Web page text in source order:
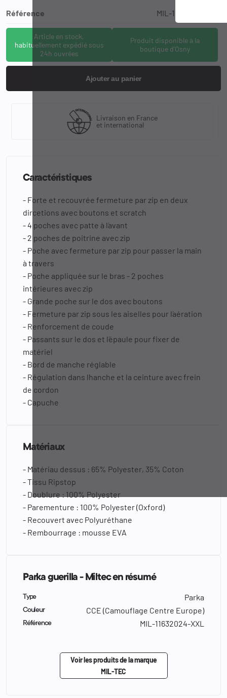
Référence MIL-11632024-XXL
Article en stock,
habituellement expédié sous
24h ouvrées
Produit disponible à la
boutique d'Osny
Ajouter au panier
Livraison en France
et international
Caractéristiques
- Forte et recouvrée fermeture par zip en deux
dircetions avec boutons et scratch
- 4 poches avec patte à l´avant
- 2 poches de poitrine avec zip
- Poche avec fermeture par zip pour passer la main
à travers
- Poche appliquée sur le bras - 2 poches
intérieures avec zip
- Grande poche sur le dos avec boutons
- Fermeture par zip sous les aiselles pour l´aération
- Renforcement de coude
- Passants sur le dos et l´épaule pour fixer de
matériel
- Bord de manche réglable
- Régulation dans l´hanche et la ceinture avec frein
de cordon
- Capuche
Matériaux
- Matériau dessus : 65% Polyester, 35% Coton
- Tissu Ripstop
- Doublure : 100% Polyester
- Parementure : 100% Polyester (Oxford)
- Recouvert avec Polyuréthane
- Rembourrage : mousse EVA
Parka guerilla - Miltec en résumé
Type Parka
Couleur CCE (Camouflage Centre Europe)
Référence MIL-11632024-XXL
Voir les produits de la marque
MIL-TEC